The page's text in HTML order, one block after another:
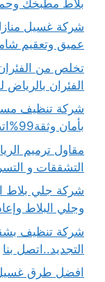
بلاط مطبخك
عميق وتعقيم
الفئران بالرياض
شركة تنظيف
بأمان وثقة99%اتصل بنا واحصل على 33%خصم فوري
التشققات و
وجلي البلاط
التجديد..اتصل بنا
افضل طرق غسيل